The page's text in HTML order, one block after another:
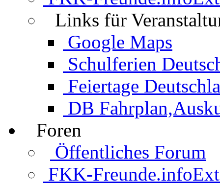
Links für
Google Maps
Schulferien
Feiertage
DB
Foren
Öffentliches Forum
FKK-Freunde.info